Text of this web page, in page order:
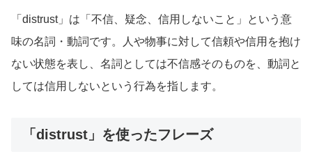
「distrust」は「不信、疑念、信用しないこと」という意
味の名詞・動詞です。人や物事に対して信頼や信用を抱け
ない状態を表し、名詞としては不信感そのものを、動詞と
しては信用しないという行為を指します。
「distrust」を使ったフレーズ